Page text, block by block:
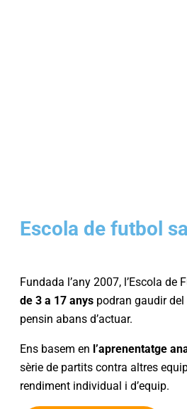
Escola de futbol
Fundada l’any 2007, l’Escola
de 3 a 17 anys podran gaudir
pensin abans d’actuar.
Ens basem en l’aprenentatge
sèrie de partits contra altres
rendiment individual i d’equip.